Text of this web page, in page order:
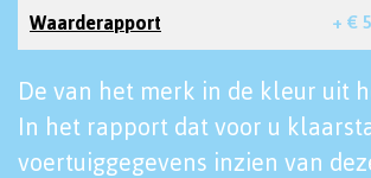
Waarderapport + € 5
De van het merk in de kleur uit
In het rapport dat voor u
voertuiggegevens inzien van